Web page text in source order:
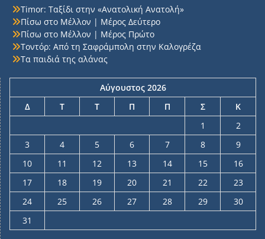
Timor: Ταξίδι στην «Ανατολική Ανατολή»
Πίσω στο Μέλλον | Μέρος Δεύτερο
Πίσω στο Μέλλον | Μέρος Πρώτο
Τοντόρ: Από τη Σαφράμπολη στην Καλογρέζα
Τα παιδιά της αλάνας
Αύγουστος 2026
Δ
Τ Τ Π Π Σ
Κ
1
2
3
4 5 6 7 8
9
10
11 12 13 14 15
16
17
18 19 20 21 22
23
24
25 26 27 28 29
30
31